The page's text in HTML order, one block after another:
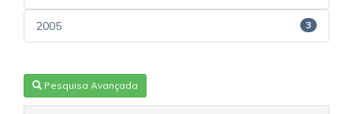
2005 3
Pesquisa Avançada